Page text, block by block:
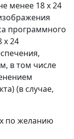
менее 18 х 24
программного
х 24
в том числе
(в случае,
по желанию